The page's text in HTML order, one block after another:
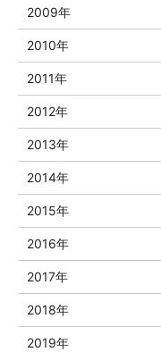
2009年
2010年
2011年
2012年
2013年
2014年
2015年
2016年
2017年
2018年
2019年